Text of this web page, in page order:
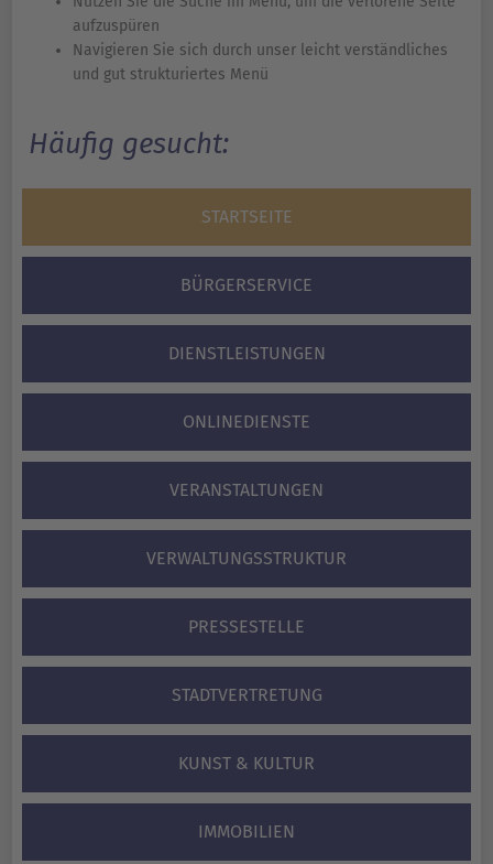
aufzuspüren
Navigieren Sie sich durch unser leicht verständliches
und gut strukturiertes Menü
Häufig gesucht:
STARTSEITE
BÜRGERSERVICE
DIENSTLEISTUNGEN
ONLINEDIENSTE
VERANSTALTUNGEN
VERWALTUNGS­STRUKTUR
PRESSESTELLE
STADTVERTRETUNG
KUNST & KULTUR
IMMOBILIEN